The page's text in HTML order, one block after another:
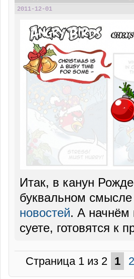
2011-12-01
Итак, в канун
буквальном
новостей. А
суете, готовятся к
Страница 1 из 2 1 2